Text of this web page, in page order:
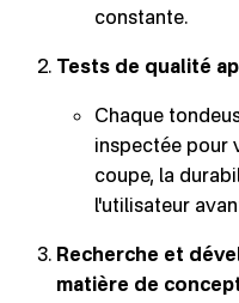
constante.
Tests de qualité
Chaque
inspectée pour
coupe, la
l'utilisateur
Recherche et
matière de